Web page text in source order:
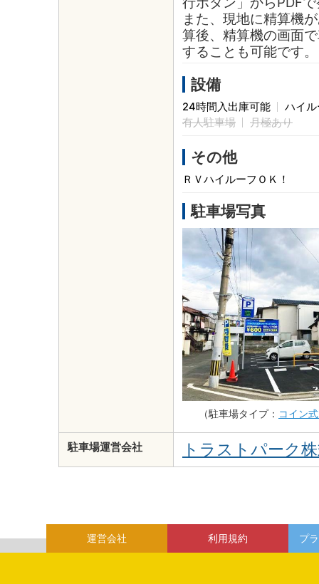
また、現地に精算機
算後、精算機の画面
することも可能です。
設備
24時間入出庫可能
ハイ
有人駐車場
月極あり
その他
ＲＶハイルーフＯＫ！
駐車場写真
（駐車場タイプ： コイン
駐車場運営会社 トラストパーク
運営会社 利用規約 プ